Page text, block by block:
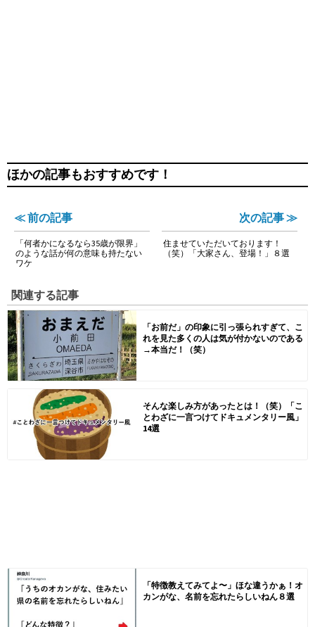
ほかの記事もおすすめです！
≪ 前の記事
「何者かになるなら35歳が限界」
のような話が何の意味も持たない
ワケ
次の記事 ≫
住ませていただいております！
（笑）「大家さん、登場！」８選
関連する記事
「お前だ」の印象に引っ張られすぎて、こ
れを見た多くの人は気が付かないのである
→本当だ！（笑）
そんな楽しみ方があったとは！（笑）「こ
とわざに一言つけてドキュメンタリー風」
14選
「特徴教えてみてよ〜」ほな違うかぁ！オ
カンがな、名前を忘れたらしいねん８選